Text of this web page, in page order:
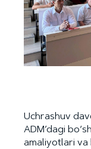
Uchrashuv
ADM’dagi
amaliyotlari va